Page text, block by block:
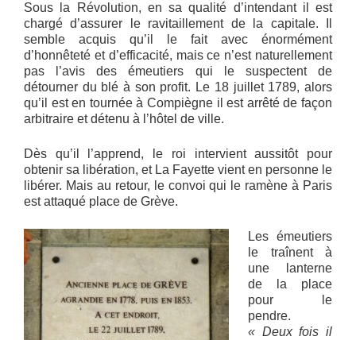
Sous la Révolution, en sa qualité d’intendant il est
chargé d’assurer le ravitaillement de la capitale. Il
semble acquis qu’il le fait avec énormément
d’honnêteté et d’efficacité, mais ce n’est naturellement
pas l’avis des émeutiers qui le suspectent de
détourner du blé à son profit. Le 18 juillet 1789, alors
qu’il est en tournée à Compiègne il est arrêté de façon
arbitraire et détenu à l’hôtel de ville.
Dès qu’il l’apprend, le roi intervient aussitôt pour
obtenir sa libération, et La Fayette vient en personne le
libérer. Mais au retour, le convoi qui le ramène à Paris
est attaqué place de Grève.
Les émeutiers
le traînent à
une lanterne
de la place
pour le
pendre.
« Deux fois il